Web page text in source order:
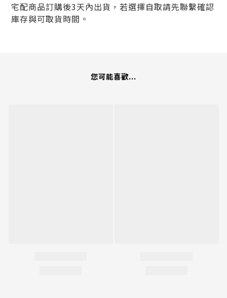
宅配商品訂購後3天內出貨，若選擇自取請先聯繫確認
庫存與可取貨時間。
您可能喜歡...